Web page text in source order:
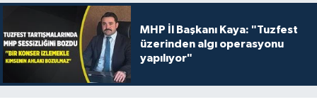
MHP İl Başkanı Kaya: "Tuzfest
üzerinden algı operasyonu
yapılıyor"